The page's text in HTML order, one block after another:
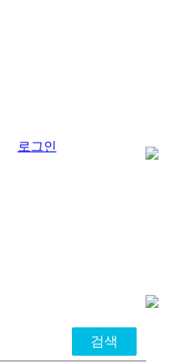
로그인